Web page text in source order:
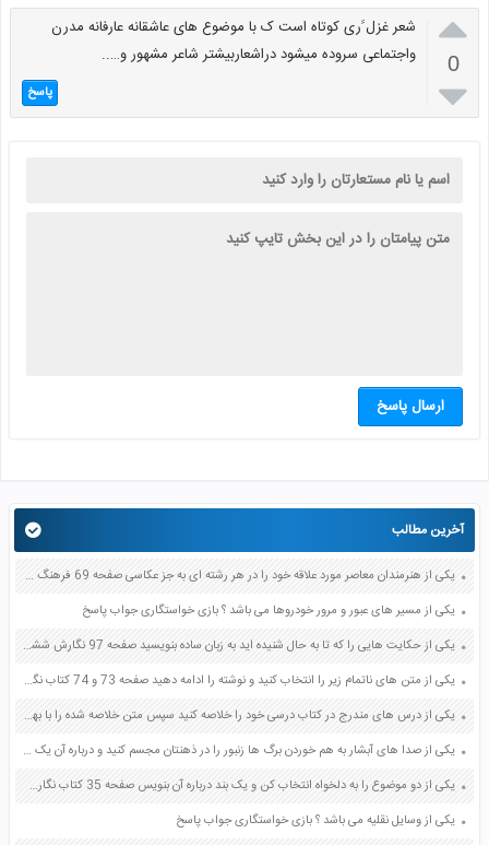

0

شعر غزل ََری کوتاه است ک با موضوع های عاشقانه عارفانه مدرن
واجتماعی سروده میشود دراشعاربیشتر شاعر مشهور و…..
پاسخ
ارسال پاسخ
آخرین مطالب
یکی از هنرمندان معاصر مورد علاقه خود را در هر رشته ای به جز عکاسی صفحه 69 فرهنگ و هنر نهم
یکی از مسیر های عبور و مرور خودروها می باشد ؟ بازی خواستگاری جواب پاسخ
یکی از حکایت هایی را که تا به حال شنیده اید به زبان ساده بنویسید صفحه 97 نگارش ششم دبستان
یکی از متن های ناتمام زیر را انتخاب کنید و نوشته را ادامه دهید صفحه 73 و 74 کتاب نگارش فارسی پنجم دبستان
یکی از درس های مندرج در کتاب درسی خود را خلاصه کنید سپس متن خلاصه شده را با بهره گیری از روش های دسته بندی نمودار جدول نقشه مفهومی نشان دهید صفحه 118 نگارش یازدهم
یکی از صدا های آبشار به هم خوردن برگ ها زنبور را در ذهنتان مجسم کنید و درباره آن یک بند بنویسید صفحه 11 نگارش پنجم
یکی از دو موضوع را به دلخواه انتخاب کن و یک بند درباره آن بنویس صفحه 35 کتاب نگارش فارسی سوم
یکی از وسایل نقلیه می باشد ؟ بازی خواستگاری جواب پاسخ